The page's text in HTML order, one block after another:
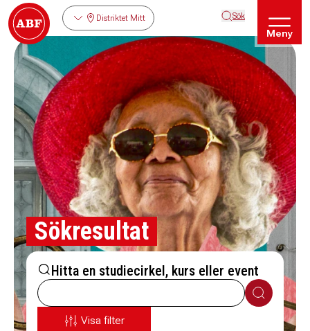
Distriktet Mitt Sök
Meny
Sökresultat
Hitta en studiecirkel, kurs eller event
Sök
Visa filter